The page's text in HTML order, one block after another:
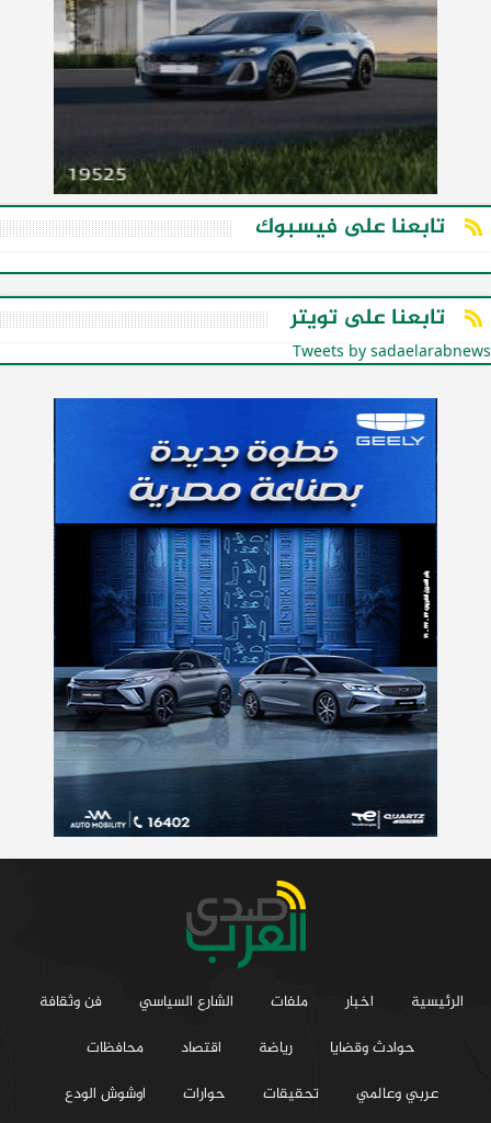
تابعنا على فيسبوك
تابعنا على تويتر
Tweets by sadaelarabnews
الرئيسية اخبار ملفات الشارع السياسي
فن وثقافة
حوادث وقضايا
رياضة اقتصاد
محافظات
عربي وعالمي
تحقيقات حوارات اوشوش الودع